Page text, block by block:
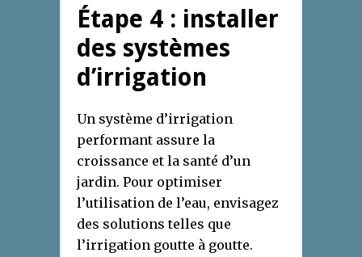
Étape 4 : installer
des systèmes
d’irrigation
Un système d’irrigation
performant assure la
croissance et la santé d’un
jardin. Pour optimiser
l’utilisation de l’eau, envisagez
des solutions telles que
l’irrigation goutte à goutte.